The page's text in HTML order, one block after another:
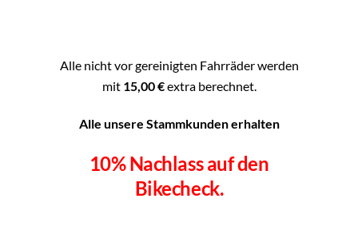
Alle nicht vor gereinigten Fahrräder werden
mit15,00 €extra berechnet.
Alle unsere Stammkunden erhalten
10% Nachlass auf den
Bikecheck.